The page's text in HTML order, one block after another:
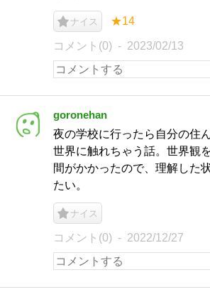
ナイス ★14
コメント(0) 2023/02/13
goronehan
夜の学校に行ったら自分の住
世界に触れちゃう話。世界観
間がかかったので、理解した
たい。
ナイス
コメント(0) 2022/12/27